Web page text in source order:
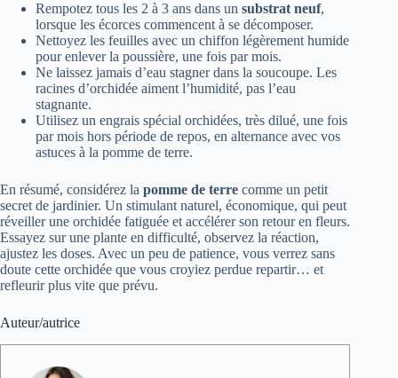
Rempotez tous les 2 à 3 ans dans un substrat neuf,
lorsque les écorces commencent à se décomposer.
Nettoyez les feuilles avec un chiffon légèrement humide
pour enlever la poussière, une fois par mois.
Ne laissez jamais d’eau stagner dans la soucoupe. Les
racines d’orchidée aiment l’humidité, pas l’eau
stagnante.
Utilisez un engrais spécial orchidées, très dilué, une fois
par mois hors période de repos, en alternance avec vos
astuces à la pomme de terre.
En résumé, considérez la pomme de terre comme un petit
secret de jardinier. Un stimulant naturel, économique, qui peut
réveiller une orchidée fatiguée et accélérer son retour en fleurs.
Essayez sur une plante en difficulté, observez la réaction,
ajustez les doses. Avec un peu de patience, vous verrez sans
doute cette orchidée que vous croyiez perdue repartir… et
refleurir plus vite que prévu.
Auteur/autrice